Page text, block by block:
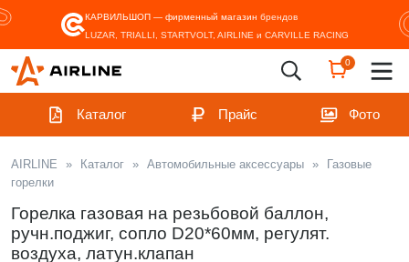
КАРВИЛЬШОП — фирменный магазин брендов
LUZAR, TRIALLI, STARTVOLT, AIRLINE и CARVILLE RACING
0
Каталог Прайс Фото
AIRLINE » Каталог » Автомобильные аксессуары »
Газовые
горелки
Горелка газовая на резьбовой баллон,
ручн.поджиг, сопло D20*60мм, регулят.
воздуха, латун.клапан